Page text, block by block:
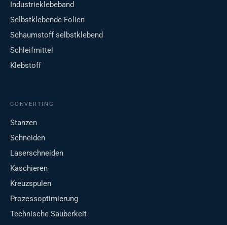
Industrieklebeband
Selbstklebende Folien
Schaumstoff selbstklebend
Schleifmittel
Klebstoff
CONVERTING
Stanzen
Schneiden
Laserschneiden
Kaschieren
Kreuzspulen
Prozessoptimierung
Technische Sauberkeit